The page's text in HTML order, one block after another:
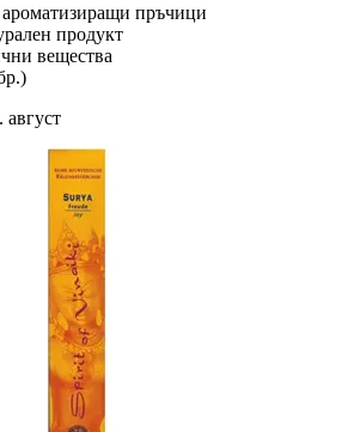
пръчици
продукт
вещества
август